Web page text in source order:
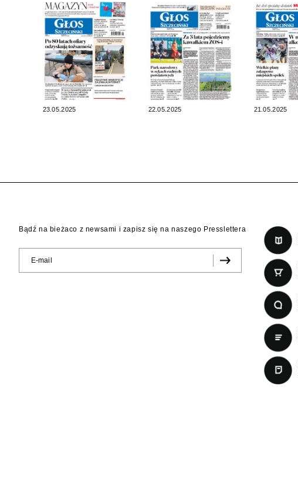
23.05.2025 22.05.2025 21.05.2025
Bądź na bieżaco z newsami i zapisz się na naszego Presslettera